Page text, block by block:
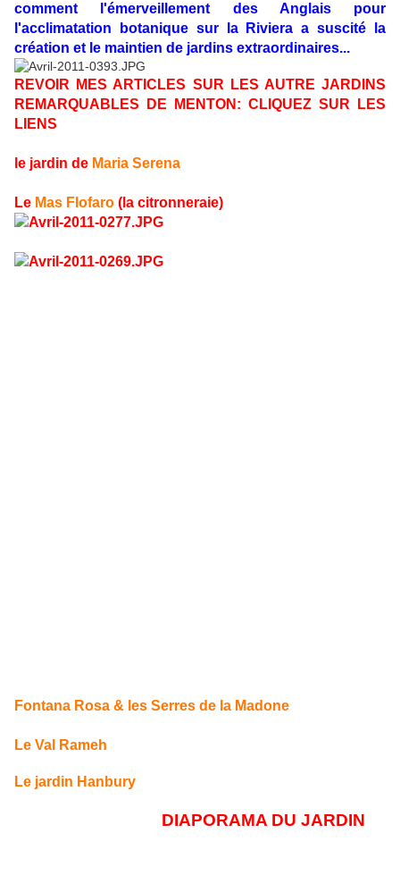
comment l'émerveillement des Anglais pour
l'acclimatation botanique sur la Riviera a suscité la
création et le maintien de jardins extraordinaires...
REVOIR MES ARTICLES SUR LES AUTRE JARDINS
REMARQUABLES DE MENTON: CLIQUEZ SUR LES
LIENS
le jardin de Maria Serena
Le Mas Flofaro (la citronneraie)
Fontana Rosa & les Serres de la Madone
Le Val Rameh
Le jardin Hanbury
DIAPORAMA DU JARDIN